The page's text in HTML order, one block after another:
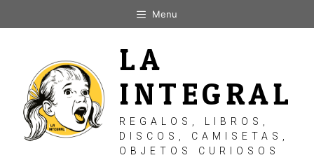
al
Menu
LA
INTEGRAL
REGALOS, LIBROS,
DISCOS, CAMISETAS,
OBJETOS CURIOSOS